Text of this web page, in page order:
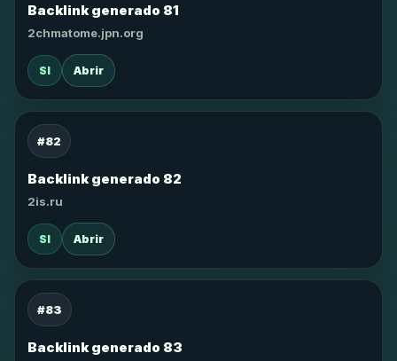
Backlink generado 81
2chmatome.jpn.org
SI Abrir
#82
Backlink generado 82
2is.ru
SI Abrir
#83
Backlink generado 83